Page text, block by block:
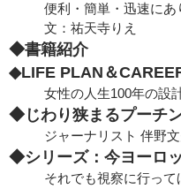
便利・簡単・迅速にあ
文：祐天寺りえ
◆書籍紹介
◆LIFE PLAN＆
女性の人生100年の設
◆じわり狭まるプーチ
ジャーナリスト 伴野
◆シリーズ：今ヨーロ
それでも視察に行って